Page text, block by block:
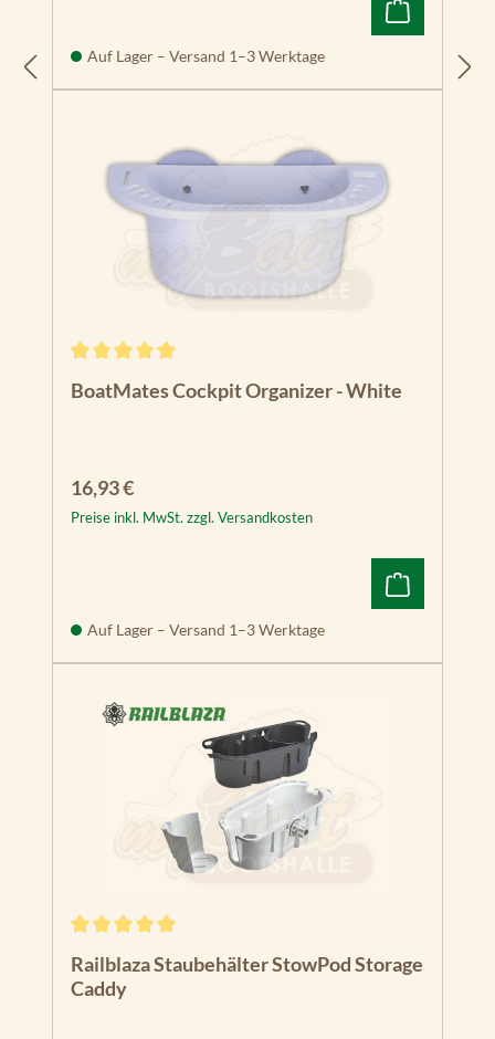
Auf Lager – Versand 1–3 Werktage
BoatMates Cockpit Organizer - White
Regulärer Preis:
16,93 €
Preise inkl. MwSt. zzgl. Versandkosten
Auf Lager – Versand 1–3 Werktage
Railblaza Staubehälter StowPod Storage
Caddy